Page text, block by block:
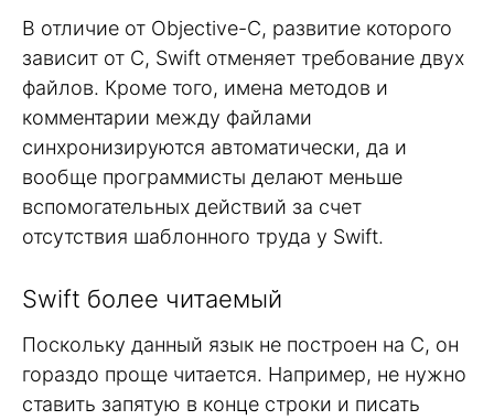
В отличие от Objective-C, развитие которого
зависит от C, Swift отменяет требование двух
файлов. Кроме того, имена методов и
комментарии между файлами
синхронизируются автоматически, да и
вообще программисты делают меньше
вспомогательных действий за счет
отсутствия шаблонного труда у Swift.
Swift более читаемый
Поскольку данный язык не построен на C, он
гораздо проще читается. Например, не нужно
ставить запятую в конце строки и писать